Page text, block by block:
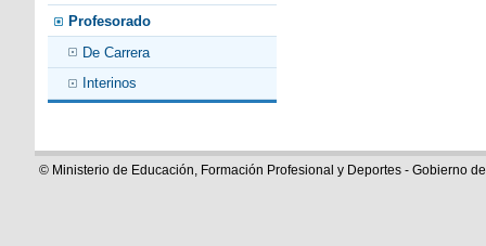
Profesorado
De Carrera
Interinos
© Ministerio de Educación, Formación Profesional y Deportes - Gobierno